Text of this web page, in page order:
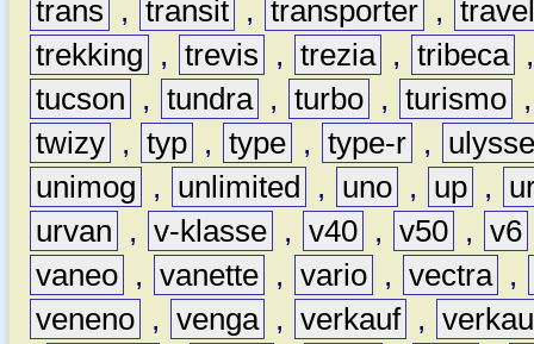
trans
, transit , transporter ,
trekking
, trevis , trezia , tribeca
tucson
, tundra , turbo , turismo
twizy , typ , type , type-r ,
unimog
, unlimited , uno , up ,
urvan
, v-klasse , v40 , v50 , v6
vaneo , vanette , vario , vectra ,
veneno , venga , verkauf ,